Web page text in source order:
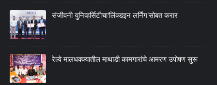
संजीवनी युनिव्हर्सिटीचा‘लिंक्डइन लर्निंग’सोबत करार
रेल्वे मालधक्क्यातील माथाडी कामगारांचे आमरण उपोषण सुरू